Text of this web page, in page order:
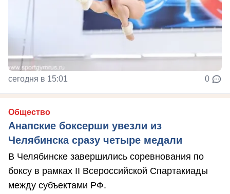
сегодня в 15:01 0
Общество
Анапские боксерши увезли из
Челябинска сразу четыре медали
В Челябинске завершились соревнования по
боксу в рамках II Всероссийской Спартакиады
между субъектами РФ.